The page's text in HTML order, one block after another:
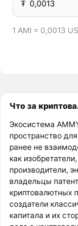
₮
1 AMI = 0,0013
Что за
Экосистема
пространство
ранее не
как
производители,
владельцы
криптовалютных
создатели
капитала и их